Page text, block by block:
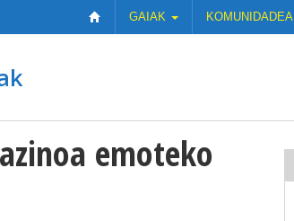
GAIAK KOMUNIDADEA
emoteko